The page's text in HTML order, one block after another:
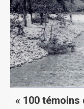
« 100 témoins